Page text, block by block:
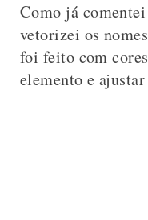
Como já
vetorizei os
foi feito com
elemento e